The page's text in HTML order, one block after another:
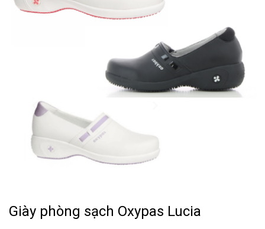
Giày phòng sạch Oxypas Lucia